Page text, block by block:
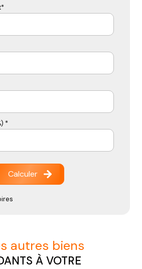
*
Calculer
autres biens
À VOTRE